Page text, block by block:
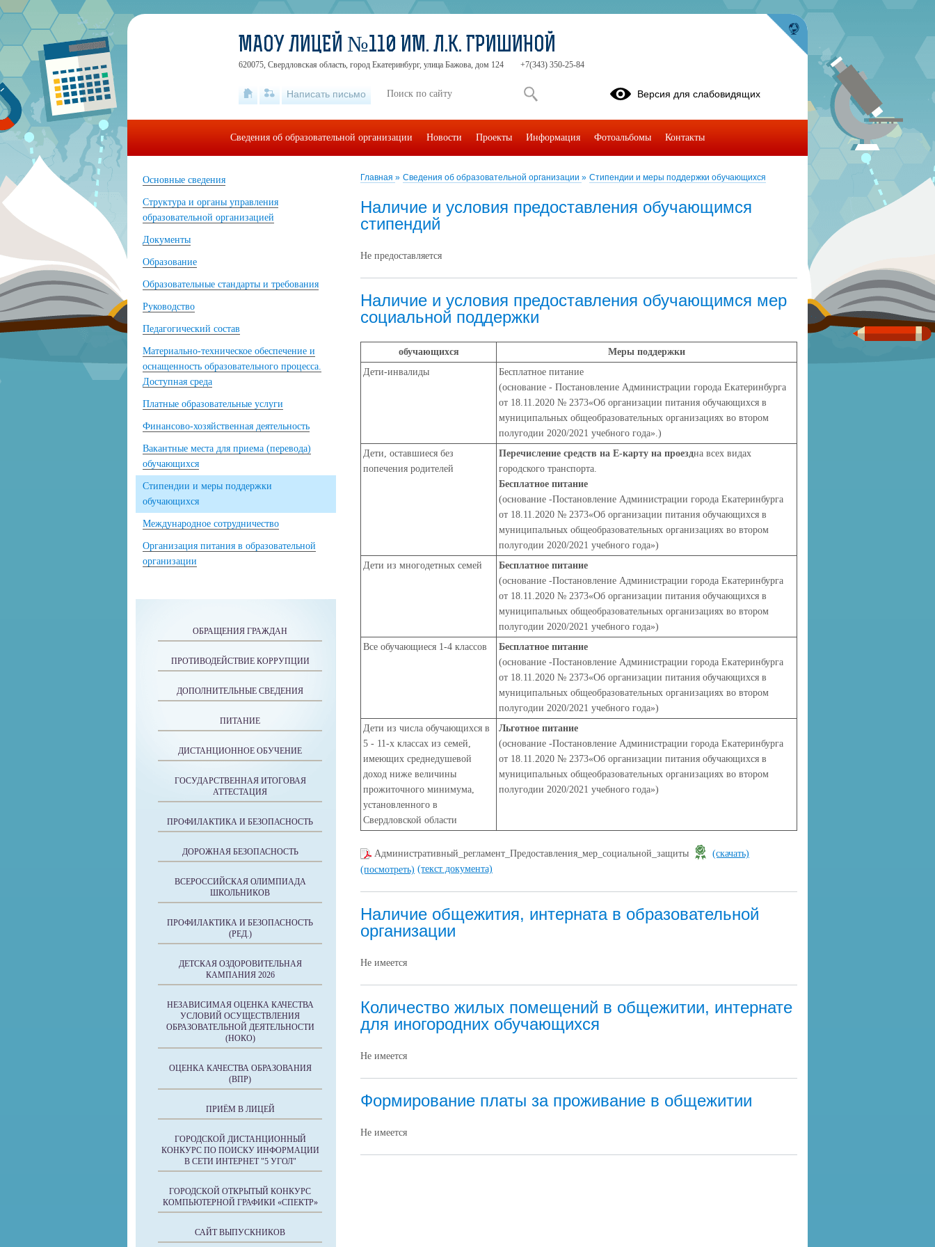
Главная » Сведения об образовательной организации » Стипендии и меры поддержки обучающихся
Наличие и условия предоставления обучающимся
стипендий
Не предоставляется
Наличие и условия предоставления обучающимся мер
социальной поддержки
обучающихся
Меры поддержки
Дети-инвалиды
Бесплатное питание
(основание - Постановление Администрации города Екатеринбурга
от 18.11.2020 № 2373«Об организации питания обучающихся в
муниципальных общеобразовательных организациях во втором
полугодии 2020/2021 учебного года».)
Дети, оставшиеся без
попечения родителей
Перечисление средств на Е-карту на проездна всех видах
городского транспорта.
Бесплатное питание
(основание -Постановление Администрации города Екатеринбурга
от 18.11.2020 № 2373«Об организации питания обучающихся в
муниципальных общеобразовательных организациях во втором
полугодии 2020/2021 учебного года»)
Дети из многодетных семей
Бесплатное питание
(основание -Постановление Администрации города Екатеринбурга
от 18.11.2020 № 2373«Об организации питания обучающихся в
муниципальных общеобразовательных организациях во втором
полугодии 2020/2021 учебного года»)
Все обучающиеся 1-4 классов
Бесплатное питание
(основание -Постановление Администрации города Екатеринбурга
от 18.11.2020 № 2373«Об организации питания обучающихся в
муниципальных общеобразовательных организациях во втором
полугодии 2020/2021 учебного года»)
Дети из числа обучающихся в
5 - 11-х классах из семей,
имеющих среднедушевой
доход ниже величины
прожиточного минимума,
установленного в
Свердловской области
Льготное питание
(основание -Постановление Администрации города Екатеринбурга
от 18.11.2020 № 2373«Об организации питания обучающихся в
муниципальных общеобразовательных организациях во втором
полугодии 2020/2021 учебного года»)
Административный_регламент_Предоставления_мер_социальной_защиты
(скачать)
(посмотреть) (текст документа)
Наличие общежития, интерната в образовательной
организации
Не имеется
Количество жилых помещений в общежитии, интернате
для иногородних обучающихся
Не имеется
Формирование платы за проживание в общежитии
Не имеется
Основные сведения
Структура и органы управления
образовательной организацией
Документы
Образование
Образовательные стандарты и требования
Руководство
Педагогический состав
Материально-техническое обеспечение и
оснащенность образовательного процесса.
Доступная среда
Платные образовательные услуги
Финансово-хозяйственная деятельность
Вакантные места для приема (перевода)
обучающихся
Стипендии и меры поддержки
обучающихся
Международное сотрудничество
Организация питания в образовательной
организации
ОБРАЩЕНИЯ ГРАЖДАН
ПРОТИВОДЕЙСТВИЕ КОРРУПЦИИ
ДОПОЛНИТЕЛЬНЫЕ СВЕДЕНИЯ
ПИТАНИЕ
ДИСТАНЦИОННОЕ ОБУЧЕНИЕ
ГОСУДАРСТВЕННАЯ ИТОГОВАЯ
АТТЕСТАЦИЯ
ПРОФИЛАКТИКА И БЕЗОПАСНОСТЬ
ДОРОЖНАЯ БЕЗОПАСНОСТЬ
ВСЕРОССИЙСКАЯ ОЛИМПИАДА
ШКОЛЬНИКОВ
ПРОФИЛАКТИКА И БЕЗОПАСНОСТЬ
(РЕД.)
ДЕТСКАЯ ОЗДОРОВИТЕЛЬНАЯ
КАМПАНИЯ 2026
НЕЗАВИСИМАЯ ОЦЕНКА КАЧЕСТВА
УСЛОВИЙ ОСУЩЕСТВЛЕНИЯ
ОБРАЗОВАТЕЛЬНОЙ ДЕЯТЕЛЬНОСТИ
(НОКО)
ОЦЕНКА КАЧЕСТВА ОБРАЗОВАНИЯ
(ВПР)
ПРИЁМ В ЛИЦЕЙ
ГОРОДСКОЙ ДИСТАНЦИОННЫЙ
КОНКУРС ПО ПОИСКУ ИНФОРМАЦИИ
В СЕТИ ИНТЕРНЕТ "5 УГОЛ"
ГОРОДСКОЙ ОТКРЫТЫЙ КОНКУРС
КОМПЬЮТЕРНОЙ ГРАФИКИ «СПЕКТР»
САЙТ ВЫПУСКНИКОВ
МАОУ ЛИЦЕЙ №110 ИМ. Л.К. ГРИШИНОЙ
620075, Свердловская область, город Екатеринбург, улица Бажова, дом 124 +7(343) 350-25-84
Написать письмо Версия для слабовидящих
Сведения об образовательной организации Новости Проекты Информация Фотоальбомы Контакты